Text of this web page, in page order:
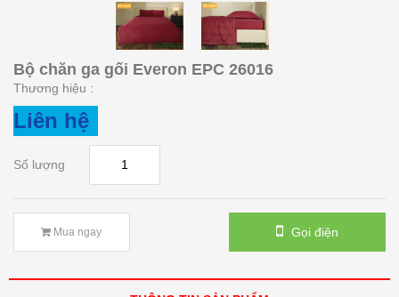
Bộ chăn ga gối Everon EPC 26016
Thương hiệu :
Liên hệ
Số lượng
Mua ngay Gọi điện